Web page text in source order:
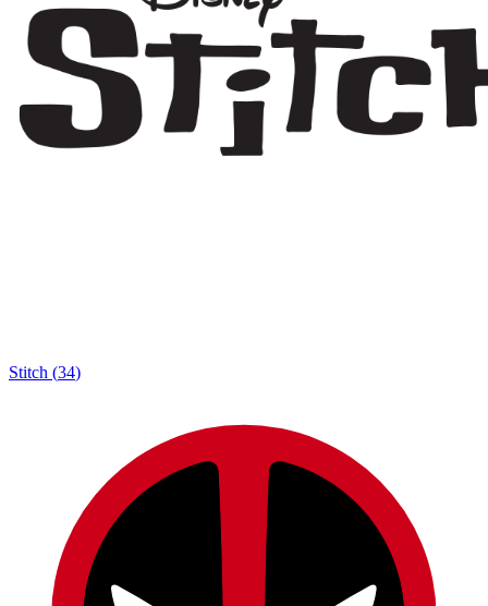
Stitch (34)